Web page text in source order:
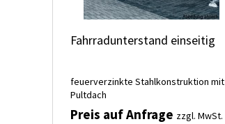
Fahrradunterstand einseitig
feuerverzinkte Stahlkonstruktion mit
Pultdach
Preis auf Anfrage zzgl. MwSt.